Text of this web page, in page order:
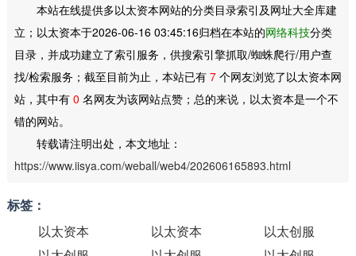
本站在线提供多以太资本网站的分类目录索引及网址大全库建
立；以太资本于2026-06-16 03:45:16归档在本站的网络科技分类
目录，并成功建立了索引服务，供搜索引擎抓取/蜘蛛爬行/用户查
找/检索服务；截至目前为止，本站已有 7个网友浏览了以太资本网
站，其中有 0 名网友为该网站点赞；总的来说，以太资本是一个不
错的网站。
转载请注明出处，本文地址：
https://www.iisya.com/weball/web4/202606165893.html
标签：
以太资本
以太资本
以太创服